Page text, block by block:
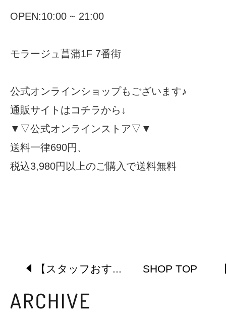
OPEN:10:00 ~ 21:00
モラージュ菖蒲1F 7番街
公式オンラインショップもございます♪
通販サイトはコチラから↓
▼▽公式オンラインストア▽▼
送料一律690円、
税込3,980円以上のご購入で送料無料
【スタッフおす... SHOP TOP